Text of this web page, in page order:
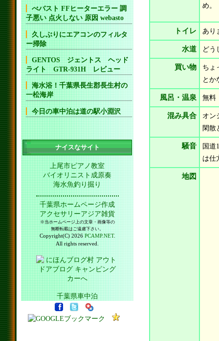
め。
トイレ あり
水道 どう
買い物
ちょ
とか
風呂・温泉 無料
混み具合
オン
閑散
騒音
国道
は仕
地図
べバスト FFヒーターエラー 調
子悪い 点火しない 原因 webasto
久しぶりにエアコンのフィルタ
ー掃除
GENTOS ジェントス ヘッド
ライト GTR-931H レビュー
海水浴！千葉県長生郡長生村の
一松海岸
今日の車中泊は道の駅小淵沢
ナイスなサイト
上尾市ピアノ教室
バイオリニスト成原奏
海水魚釣り掘り
千葉県ホームページ作成
アクセサリーアジア雑貨
※当ホームページ上の文章・画像等の
無断転載はご遠慮下さい。
Copyright(C) 2026 PCAMP.NET.
All rights reserved.
千葉県車中泊